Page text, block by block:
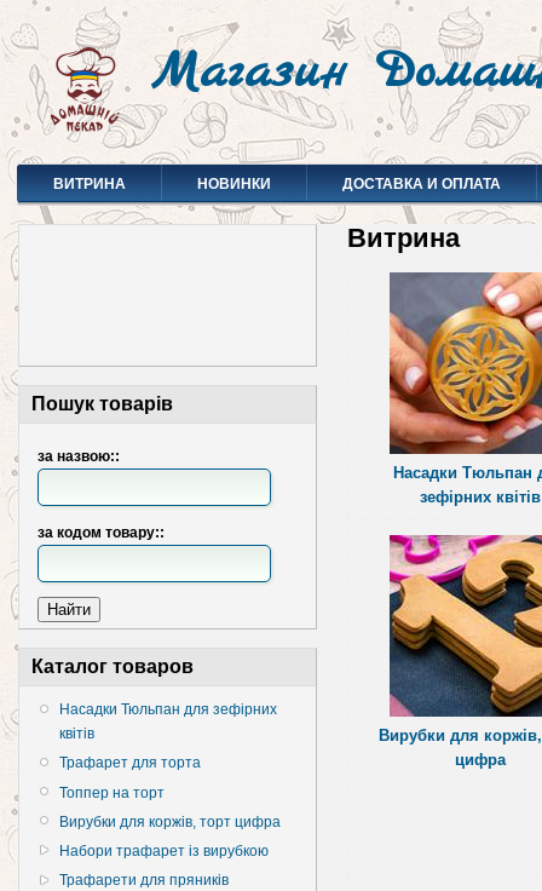
Магазин
ВИТРИНА НОВИНКИ ДОСТАВКА И ОПЛАТА
Пошук товарів
за назвою::
за кодом товару::
Каталог товаров
Насадки Тюльпан для зефірних
квітів
Трафарет для торта
Топпер на торт
Вирубки для коржів, торт цифра
Набори трафарет із вирубкою
Трафарети для пряників
Витрина
Насадки Тюльпан
зефірних квітів
Вирубки для
цифра